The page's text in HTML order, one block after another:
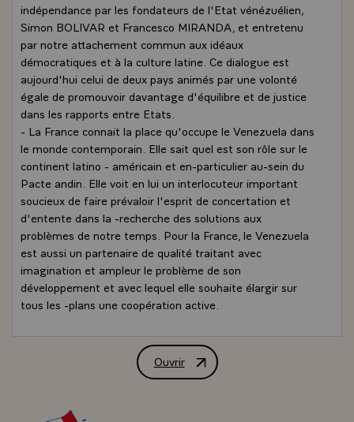
indépendance par les fondateurs de l'Etat vénézuélien,
Simon BOLIVAR et Francesco MIRANDA, et entretenu
par notre attachement commun aux idéaux
démocratiques et à la culture latine. Ce dialogue est
aujourd'hui celui de deux pays animés par une volonté
égale de promouvoir davantage d'équilibre et de justice
dans les rapports entre Etats.
- La France connait la place qu'occupe le Venezuela dans
le monde contemporain. Elle sait quel est son rôle sur le
continent latino - américain et en-particulier au-sein du
Pacte andin. Elle voit en lui un interlocuteur important
soucieux de faire prévaloir l'esprit de concertation et
d'entente dans la -recherche des solutions aux
problèmes de notre temps. Pour la France, le Venezuela
est aussi un partenaire de qualité traitant avec
imagination et ampleur le problème de son
développement et avec lequel elle souhaite élargir sur
tous les -plans une coopération active.
traditionnels et aussi ce qu'ils représentent l'un et l'autre
dans le monde d'aujourd'hui. J'ajoute, monsieur le
conversations que nous aurons ensemble, puisque je
Ouvrir
ALLOCUTION DE M. VALERY